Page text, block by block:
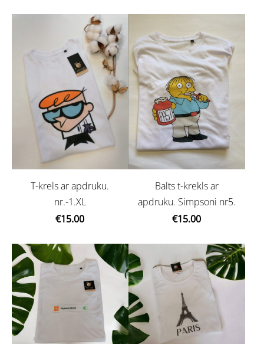
T-krels ar apdruku.
nr.-1.XL
€15.00
Balts t-krekls ar
apdruku. Simpsoni nr5.
€15.00